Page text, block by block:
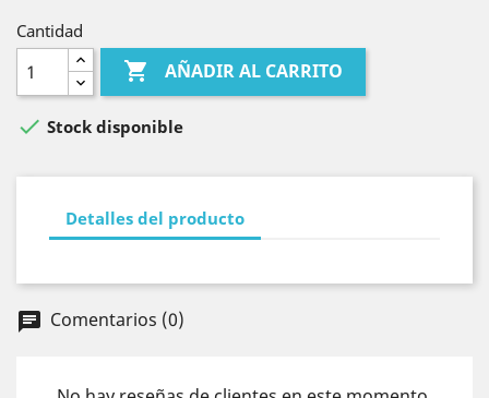
Cantidad
 AÑADIR AL CARRITO
 Stock disponible
Detalles del producto
chat Comentarios (0)